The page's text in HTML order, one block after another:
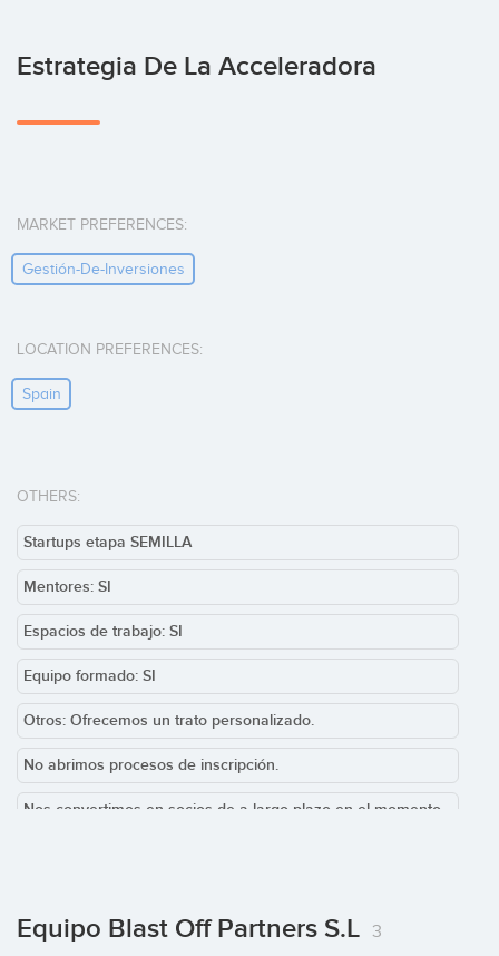
Estrategia De La Acceleradora
MARKET PREFERENCES:
Gestión-De-Inversiones
LOCATION PREFERENCES:
Spain
OTHERS:
Startups etapa SEMILLA
Mentores: SI
Espacios de trabajo: SI
Equipo formado: SI
Otros: Ofrecemos un trato personalizado.
No abrimos procesos de inscripción.
Nos convertimos en socios de a largo plazo en el momento
Equipo Blast Off Partners S.L 3